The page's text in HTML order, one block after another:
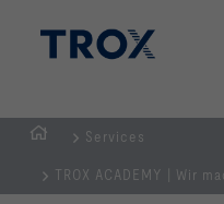
Services
TROX ACADEMY | Wir